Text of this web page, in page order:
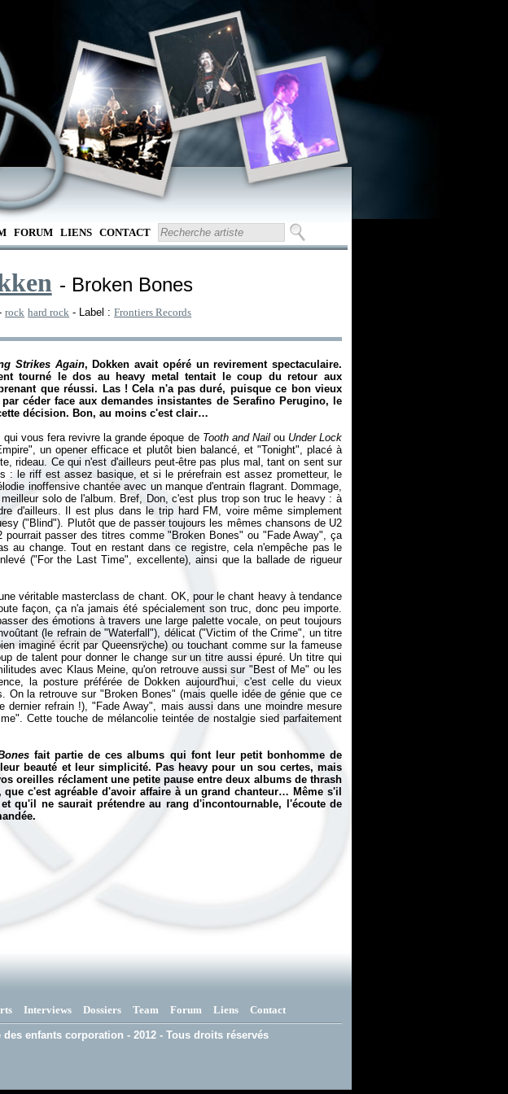
FORUM LIENS CONTACT
- Broken Bones
rock hard rock - Label :Frontiers Records
Strikes Again, Dokken avait opéré un revirement spectaculaire.
tourné le dos au heavy metal tentait le coup du retour aux
que réussi. Las ! Cela n'a pas duré, puisque ce bon vieux
céder face aux demandes insistantes de Serafino Perugino, le
décision. Bon, au moins c'est clair…
vous fera revivre la grande époque de Tooth and Nailou Under Lock
un opener efficace et plutôt bien balancé, et "Tonight", placé à
rideau. Ce qui n'est d'ailleurs peut-être pas plus mal, tant on sent sur
: le riff est assez basique, et si le prérefrain est assez prometteur, le
inoffensive chantée avec un manque d'entrain flagrant. Dommage,
solo de l'album. Bref, Don, c'est plus trop son truc le heavy : à
d'ailleurs. Il est plus dans le trip hard FM, voire même simplement
("Blind"). Plutôt que de passer toujours les mêmes chansons de U2
pourrait passer des titres comme "Broken Bones" ou "Fade Away", ça
au change. Tout en restant dans ce registre, cela n'empêche pas le
("For the Last Time", excellente), ainsi que la ballade de rigueur
véritable masterclass de chant. OK, pour le chant heavy à tendance
façon, ça n'a jamais été spécialement son truc, donc peu importe.
des émotions à travers une large palette vocale, on peut toujours
(le refrain de "Waterfall"), délicat ("Victim of the Crime", un titre
imaginé écrit par Queensrÿche) ou touchant comme sur la fameuse
de talent pour donner le change sur un titre aussi épuré. Un titre qui
avec Klaus Meine, qu'on retrouve aussi sur "Best of Me" ou les
la posture préférée de Dokken aujourd'hui, c'est celle du vieux
On la retrouve sur "Broken Bones" (mais quelle idée de génie que ce
dernier refrain !), "Fade Away", mais aussi dans une moindre mesure
Cette touche de mélancolie teintée de nostalgie sied parfaitement
fait partie de ces albums qui font leur petit bonhomme de
beauté et leur simplicité. Pas heavy pour un sou certes, mais
oreilles réclament une petite pause entre deux albums de thrash
c'est agréable d'avoir affaire à un grand chanteur… Même s'il
qu'il ne saurait prétendre au rang d'incontournable, l'écoute de
Interviews Dossiers Team Forum Liens Contact
enfants corporation - 2012 - Tous droits réservés